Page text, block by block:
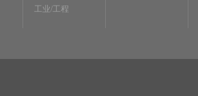
工业/工程